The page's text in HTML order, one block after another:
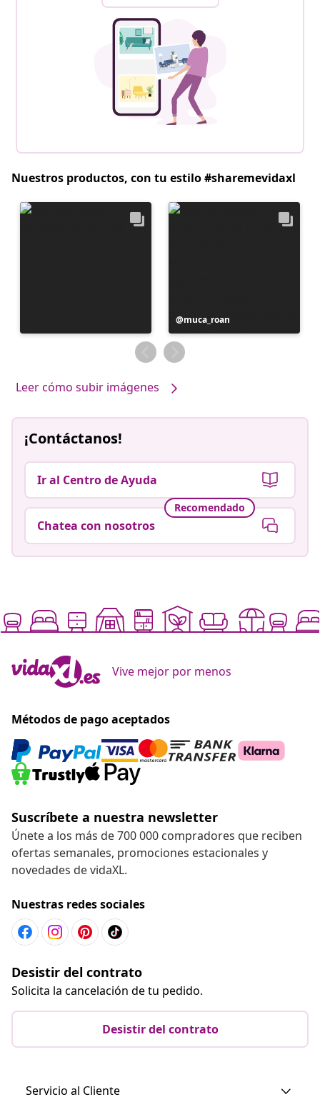
Nuestros productos, con tu estilo #sharemevidaxl
Publicación
realizada
por
muca_roan
Leer cómo subir imágenes
¡Contáctanos!
Ir al Centro de Ayuda
Recomendado
Chatea con nosotros
Vive mejor por menos
Métodos de pago aceptados
Suscríbete a nuestra newsletter
Únete a los más de 700 000 compradores que reciben
ofertas semanales, promociones estacionales y
novedades de vidaXL.
Nuestras redes sociales
Desistir del contrato
Solicita la cancelación de tu pedido.
Desistir del contrato
Servicio al Cliente